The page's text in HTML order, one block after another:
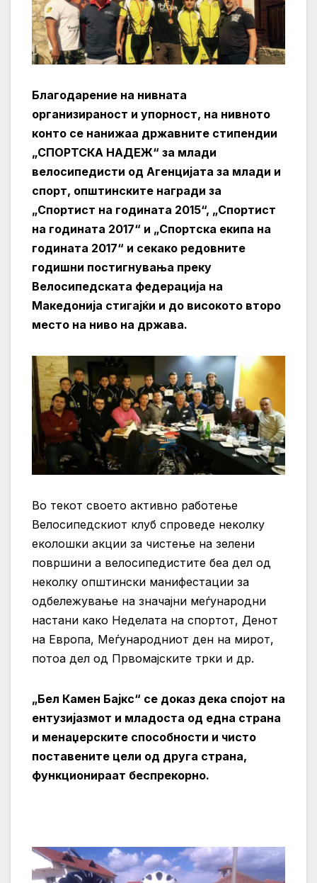
Благодарение на нивната
организираност и упорност, на нивното
конто се нанижаа државните стипендии
„СПОРТСКА НАДЕЖ“ за млади
велосипедисти од Агенцијата за млади и
спорт, општинските награди за
„Спортист на годината 2015“, „Спортист
на годината 2017“ и „Спортска екипа на
годината 2017“ и секако редовните
годишни постигнувања преку
Велосипедската федерација на
Македонија стигајќи и до високото второ
место на ниво на држава.
Во текот своето активно работење
Велосипедскиот клуб спроведе неколку
еколошки акции за чистење на зелени
површини а велосипедистите беа дел од
неколку општински манифестации за
одбележување на значајни меѓународни
настани како Неделата на спортот, Денот
на Европа, Меѓународниот ден на мирот,
потоа дел од Првомајските трки и др.
„Бел Камен Бајкс“ се доказ дека спојот на
ентузијазмот и младоста од една страна
и менаџерските способности и чисто
поставените цели од друга страна,
функционираат беспрекорно.